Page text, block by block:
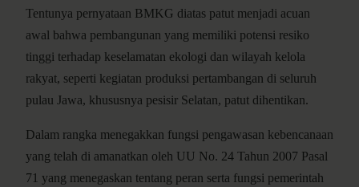
Tentunya pernyataan BMKG diatas patut menjadi acuan
awal bahwa pembangunan yang memiliki potensi resiko
tinggi terhadap keselamatan ekologi dan wilayah kelola
rakyat, seperti kegiatan produksi pertambangan di seluruh
pulau Jawa, khususnya pesisir Selatan, patut dihentikan.
Dalam rangka menegakkan fungsi pengawasan kebencanaan
yang telah di amanatkan oleh UU No. 24 Tahun 2007 Pasal
71 yang menegaskan tentang peran serta fungsi pemerintah